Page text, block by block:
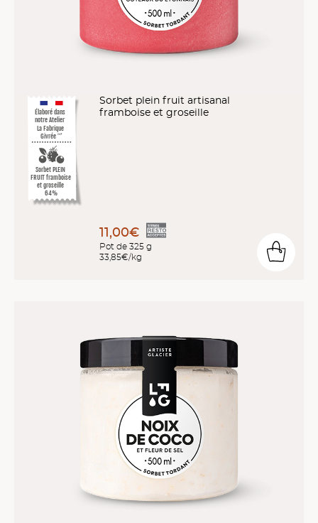
Sorbet PLEIN
FRUIT framboise
et groseille
64%
Élaboré dans
notre Atelier
La Fabrique
Givrée ™*
Sorbet plein fruit artisanal
framboise et groseille
11,00€
Pot de 325 g
33,85€/kg